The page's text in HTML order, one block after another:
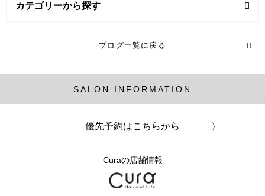
カテゴリーから探す
髪質改善 (5記事)
ブログ一覧に戻る
SALON INFORMATION
優先予約はこちらから
Curaの店舗情報